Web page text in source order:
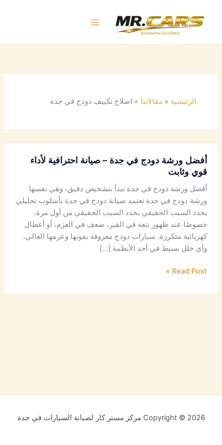
المحتوى
الرئيسية مقالاتنا اصلاح تكييف دودج في جدة
أفضل ورشة دودج في جدة – صيانة احترافية لأداء
قوي وثابت
أفضل ورشة دودج في جدة تبدأ بتشخيص دقيق، وهي نفسها
ورشة دودج في جدة تعتمد صيانة دودج في جدة بأسلوب تحليلي
يحدد السبب الحقيقي يحدد السبب الحقيقي من أول مرة،
خصوصًا عند ظهور نتعة في القير، ضعف في العزم، أو أعطال
كهربائية متكررة. سيارات دودج معروفة بقوتها وعزمها العالي،
وأي خلل بسيط في أحد الأنظمة […]
Read Post »
Copyright © 2026 مركز مستر كار لصيانة السيارات في جدة